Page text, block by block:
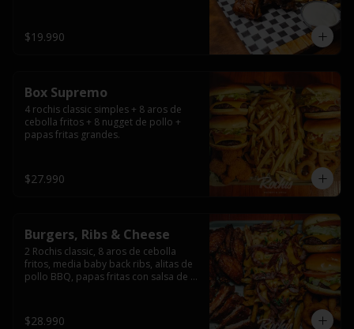
$19.990
Box Supremo
4 rochis classic simples + 8 aros de
cebolla fritos + 8 nugget de pollo +
papas fritas grandes.
$27.990
Burgers, Ribs & Cheese
2 Rochis classic, 8 aros de cebolla
fritos, media baby back ribs, alitas de
pollo BBQ, papas fritas con salsa de
$28.990